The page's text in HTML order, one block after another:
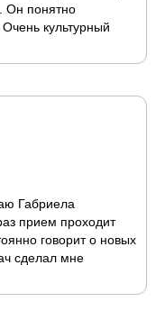
Он понятно
культурный
Габриела
прием проходит
говорит о новых
сделал мне